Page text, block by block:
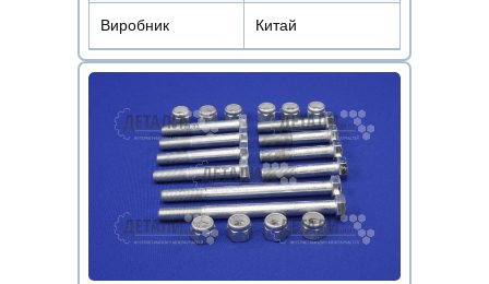
Виробник Китай